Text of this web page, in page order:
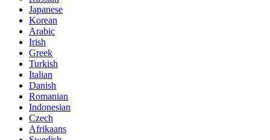
Japanese
Korean
Arabic
Irish
Greek
Turkish
Italian
Danish
Romanian
Indonesian
Czech
Afrikaans